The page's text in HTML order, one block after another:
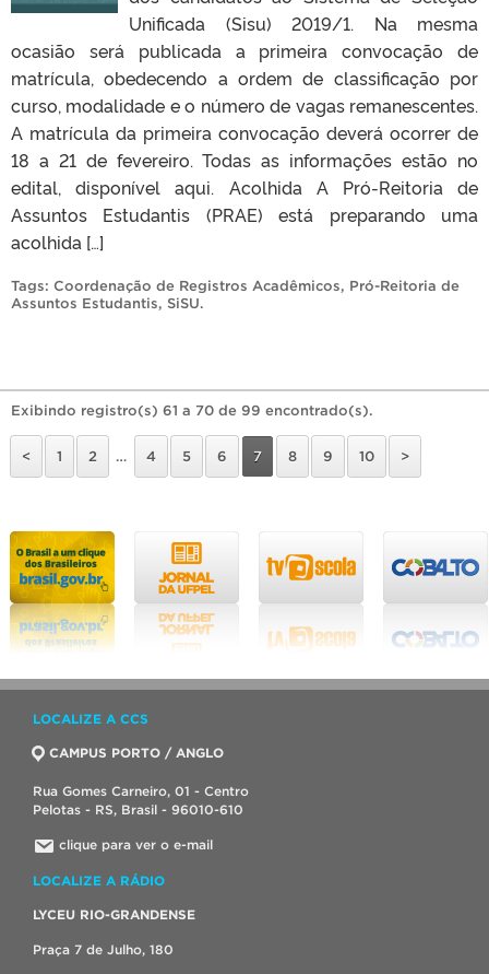
Unificada (Sisu) 2019/1. Na mesma
ocasião será publicada a primeira convocação de
matrícula, obedecendo a ordem de classificação por
curso, modalidade e o número de vagas remanescentes.
A matrícula da primeira convocação deverá ocorrer de
18 a 21 de fevereiro. Todas as informações estão no
edital, disponível aqui. Acolhida A Pró-Reitoria de
Assuntos Estudantis (PRAE) está preparando uma
acolhida […]
Tags: Coordenação de Registros Acadêmicos, Pró-Reitoria de
Assuntos Estudantis, SiSU.
Exibindo registro(s) 61 a 70 de 99 encontrado(s).
< 1 2 … 4 5 6 7 8 9 10 >
LOCALIZE A CCS
CAMPUS PORTO / ANGLO
Rua Gomes Carneiro, 01 - Centro
Pelotas - RS, Brasil - 96010-610
clique para ver o e-mail
LOCALIZE A RÁDIO
LYCEU RIO-GRANDENSE
Praça 7 de Julho, 180